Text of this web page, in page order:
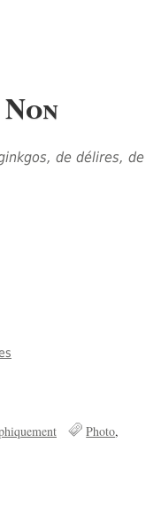
de délires, de
Photo